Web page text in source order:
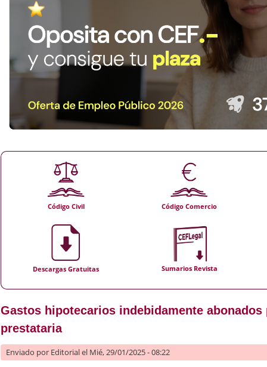
Código Civil Código Comercio
Descargas Gratuitas Sumarios Revista
Gastos hipotecarios indebidamente abonados
prestataria
Enviado por Editorialel Mié, 29/01/2025 - 08:22